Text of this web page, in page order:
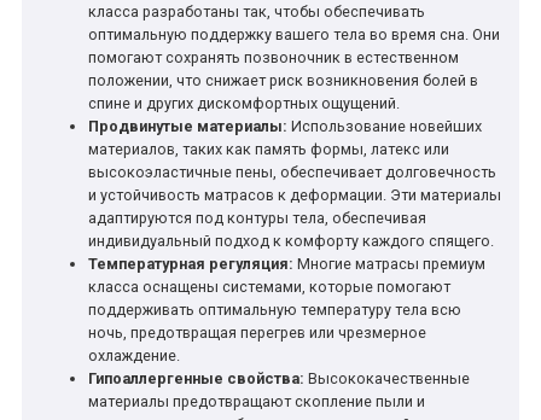
класса разработаны так, чтобы обеспечивать
оптимальную поддержку вашего тела во время сна. Они
помогают сохранять позвоночник в естественном
положении, что снижает риск возникновения болей в
спине и других дискомфортных ощущений.
Продвинутые материалы: Использование новейших
материалов, таких как память формы, латекс или
высокоэластичные пены, обеспечивает долговечность
и устойчивость матрасов к деформации. Эти материалы
адаптируются под контуры тела, обеспечивая
индивидуальный подход к комфорту каждого спящего.
Температурная регуляция: Многие матрасы премиум
класса оснащены системами, которые помогают
поддерживать оптимальную температуру тела всю
ночь, предотвращая перегрев или чрезмерное
охлаждение.
Гипоаллергенные свойства: Высококачественные
материалы предотвращают скопление пыли и